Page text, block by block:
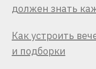
должен знать
Как устроить
и подборки